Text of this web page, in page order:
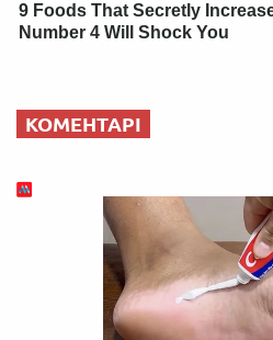
9 Foods That Secretly
Number 4 Will Shock You
КОМЕНТАРІ